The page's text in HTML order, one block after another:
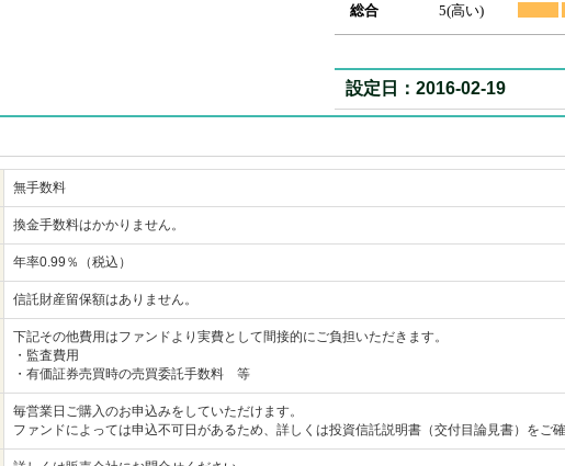
総合
5(高い)
設定日：2016-02-19
無手数料
換金手数料はかかりません。
年率0.99％（税込）
信託財産留保額はありません。
下記その他費用はファンドより実費として間接的にご負担いただきます。
・監査費用
・有価証券売買時の売買委託手数料 等
毎営業日ご購入のお申込みをしていただけます。
ファンドによっては申込不可日があるため、詳しくは投資信託説明書（交付目論見書）をご確